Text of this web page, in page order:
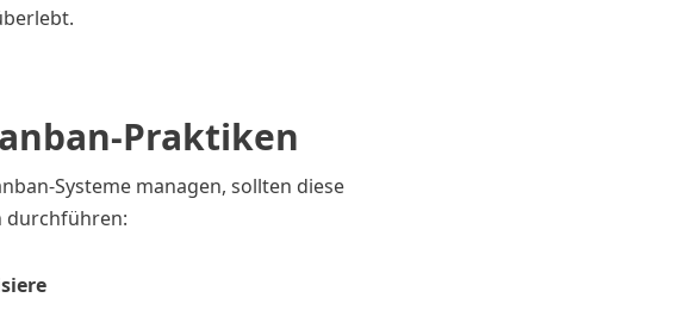
Praktiken
Systeme managen, sollten diese
durchführen: